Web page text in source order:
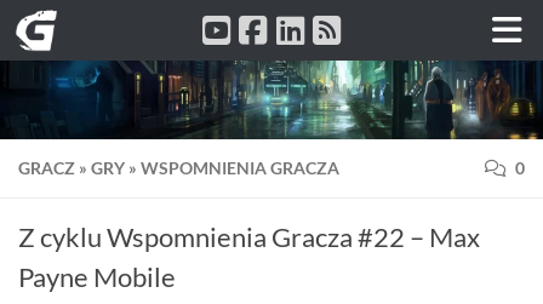
Przeskocz do treści
GRACZ » GRY » WSPOMNIENIA GRACZA 0
Z cyklu Wspomnienia Gracza #22 – Max
Payne Mobile